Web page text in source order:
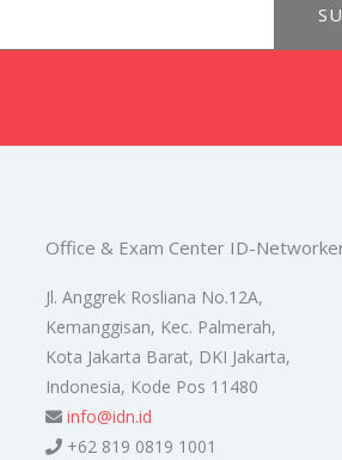
Office & Exam Center ID-
Jl. Anggrek Rosliana No.12A,
Kemanggisan, Kec. Palmerah,
Kota Jakarta Barat, DKI Jakarta,
Indonesia, Kode Pos 11480
info@idn.id
+62 819 0819 1001